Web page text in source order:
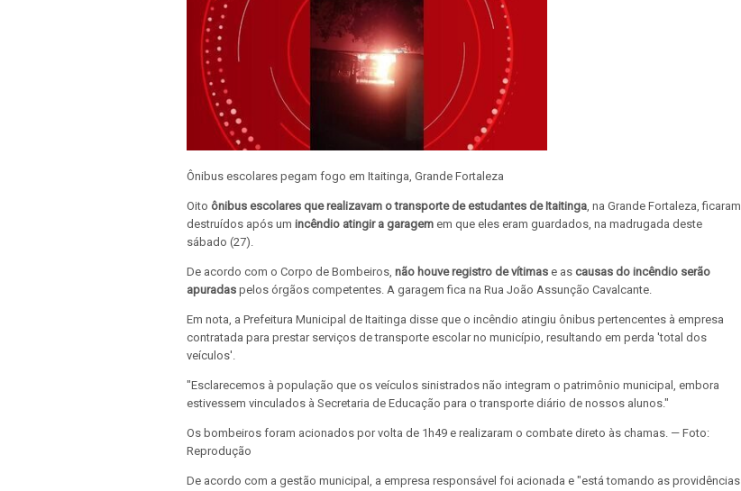
Ônibus escolares pegam fogo em Itaitinga, Grande Fortaleza
Oito ônibus escolares que realizavam o transporte de estudantes de Itaitinga, na Grande Fortaleza, ficaram
destruídos após um incêndio atingir a garagem em que eles eram guardados, na madrugada deste
sábado (27).
De acordo com o Corpo de Bombeiros, não houve registro de vítimas e as causas do incêndio serão
apuradas pelos órgãos competentes. A garagem fica na Rua João Assunção Cavalcante.
Em nota, a Prefeitura Municipal de Itaitinga disse que o incêndio atingiu ônibus pertencentes à empresa
contratada para prestar serviços de transporte escolar no município, resultando em perda 'total dos
veículos'.
"Esclarecemos à população que os veículos sinistrados não integram o patrimônio municipal, embora
estivessem vinculados à Secretaria de Educação para o transporte diário de nossos alunos."
Os bombeiros foram acionados por volta de 1h49 e realizaram o combate direto às chamas. — Foto:
Reprodução
De acordo com a gestão municipal, a empresa responsável foi acionada e "está tomando as providências